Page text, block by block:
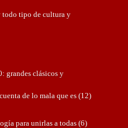
todo tipo de cultura y
grandes clásicos y
de lo mala que es(12)
para unirlas a todas(6)